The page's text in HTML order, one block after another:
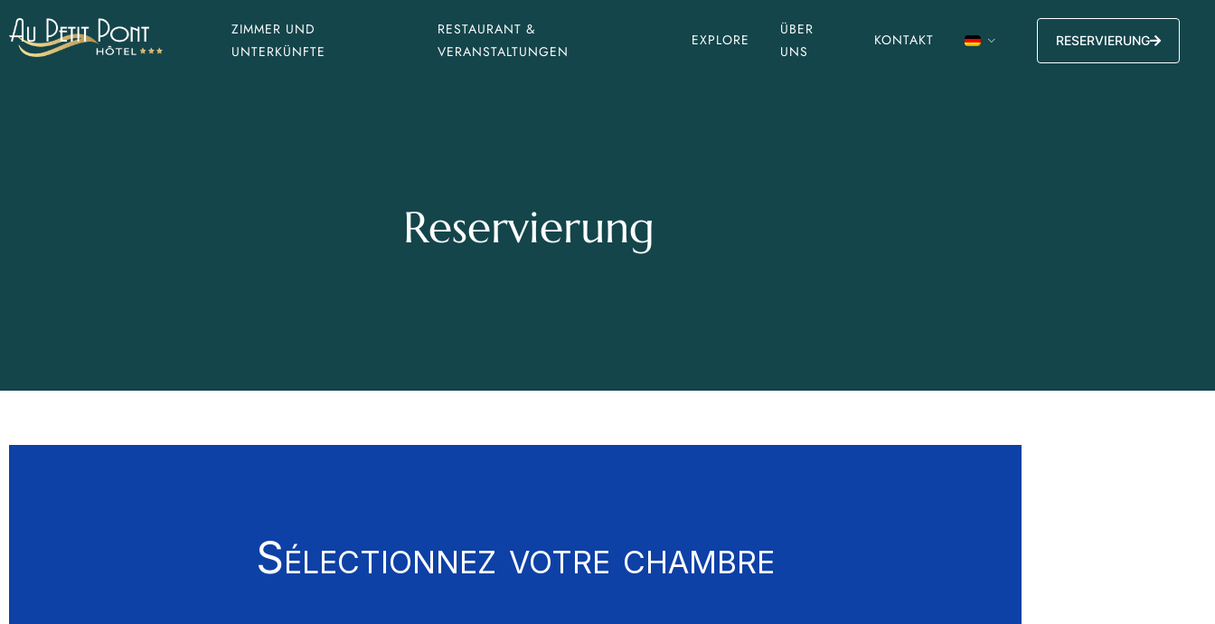
ZIMMER UND
UNTERKÜNFTE
RESTAURANT &
VERANSTALTUNGEN
EXPLORE
ÜBER
UNS
KONTAKT RESERVIERUNG
Reservierung